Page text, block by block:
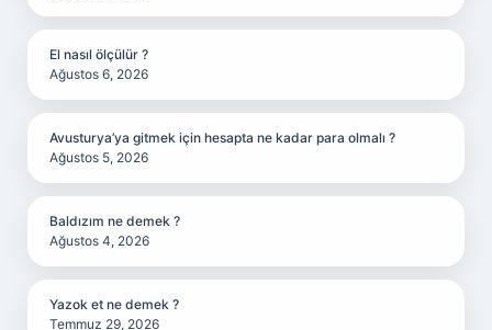
El nasıl ölçülür ?
Ağustos 6, 2026
Avusturya’ya gitmek için hesapta ne kadar para olmalı ?
Ağustos 5, 2026
Baldızım ne demek ?
Ağustos 4, 2026
Yazok et ne demek ?
Temmuz 29, 2026